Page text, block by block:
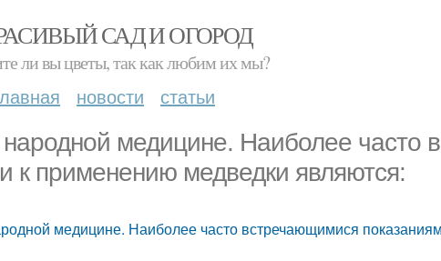
САД И ОГОРОД
ли вы цветы, так как любим их мы?
новости статьи
медицине. Наиболее часто
к применению медведки являются:
медицине. Наиболее часто встречающимися